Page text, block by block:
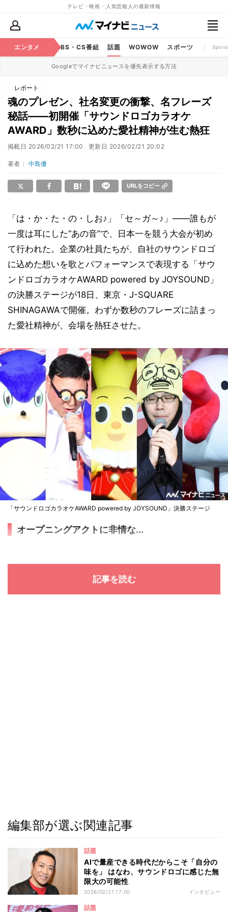
テレビ・映画・人気芸能人の最新情報
エンタメ
映画 YouTube BS・CS番組 話題 WOWOW スポーツ
Googleでマイナビニュースを優先表示する方法
レポート
魂のプレゼン、社名変更の衝撃、名フレーズ
秘話――初開催「サウンドロゴカラオケ
AWARD」数秒に込めた愛社精神が生む熱狂
掲載日 2026/02/21 17:00 更新日 2026/02/21 20:02
著者： 中島優
URLをコピー
「は・か・た・の・しお♪」「セ～ガ～♪」――誰もが
一度は耳にした“あの音”で、日本一を競う大会が初め
て行われた。企業の社員たちが、自社のサウンドロゴ
に込めた想いを歌とパフォーマンスで表現する「サウ
ンドロゴカラオケAWARD powered by JOYSOUND」
の決勝ステージが18日、東京・J-SQUARE
SHINAGAWAで開催。わずか数秒のフレーズに詰まっ
た愛社精神が、会場を熱狂させた。
「サウンドロゴカラオケAWARD powered by JOYSOUND」決勝ステージ
オープニングアクトに非情な...
記事を読む
編集部が選ぶ関連記事
話題
AIで量産できる時代だからこそ「自分の
味を」 はなわ、サウンドロゴに感じた無
限大の可能性
2026/02/21 17:00 インタビュー
話題